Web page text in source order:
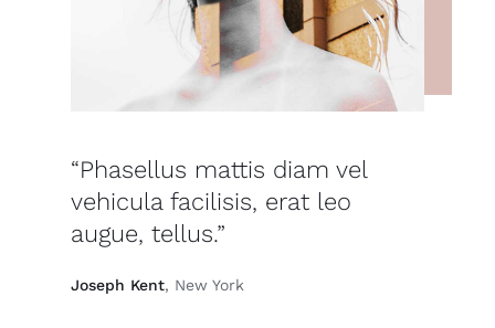
“Phasellus mattis diam vel
vehicula facilisis, erat leo
augue, tellus.”
Joseph Kent, New York